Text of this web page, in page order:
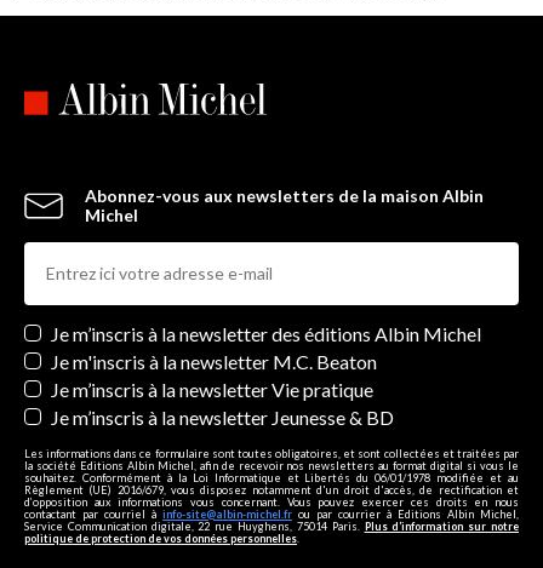
Abonnez-vous aux newsletters de la maison Albin
Michel
Newsletters
Je m’inscris à la newsletter des éditions Albin Michel
Je m'inscris à la newsletter M.C. Beaton
Je m’inscris à la newsletter Vie pratique
Je m’inscris à la newsletter Jeunesse & BD
Les informations dans ce formulaire sont toutes obligatoires, et sont collectées et traitées par
la société Editions Albin Michel, afin de recevoir nos newsletters au format digital si vous le
souhaitez. Conformément à la Loi Informatique et Libertés du 06/01/1978 modifiée et au
Règlement (UE) 2016/679, vous disposez notamment d'un droit d'accès, de rectification et
d’opposition aux informations vous concernant. Vous pouvez exercer ces droits en nous
contactant par courriel à info-site@albin-michel.fr ou par courrier à Editions Albin Michel,
Service Communication digitale, 22 rue Huyghens, 75014 Paris. Plus d’information sur notre
politique de protection de vos données personnelles